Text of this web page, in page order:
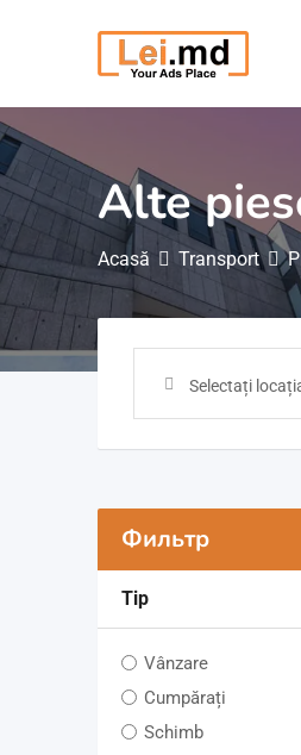
Alte
Acasă Transport
Selectați
Фильтр
Tip
Vânzare
Cumpărați
Schimb